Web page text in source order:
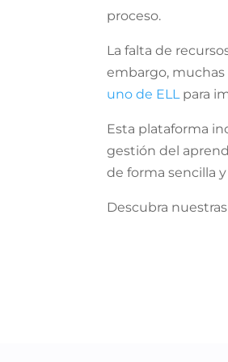
proceso.
La falta de
embargo, muchas
uno de ELL para
Esta plataforma
gestión del
de forma sencilla
Descubra